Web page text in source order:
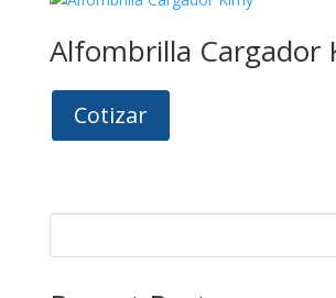
Alfombrilla Cargador
Cotizar